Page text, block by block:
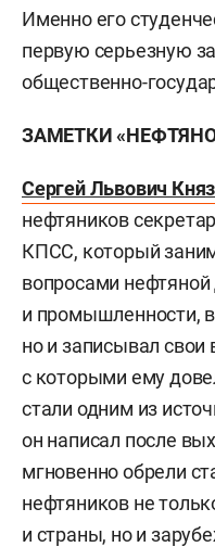
Именно его
первую серьезную
общественно-
ЗАМЕТКИ
Сергей Львович
нефтяников
КПСС, который
вопросами
и промышленности,
но и записывал свои
с которыми ему
стали одним из
он написал после
мгновенно обрели
нефтяников не
и страны, но и